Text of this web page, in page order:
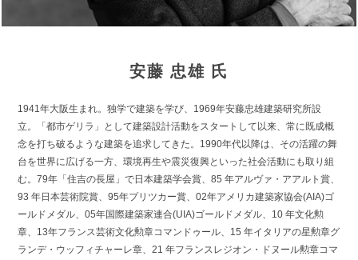
安藤 忠雄 氏
1941年大阪生まれ。独学で建築を学び、1969年安藤忠雄建築研究所設
立。「都市ゲリラ」として建築設計活動をスタートして以来、常に既成概
念を打ち破るような建築を追求してきた。1990年代以降は、その活躍の舞
台を世界に広げる一方、環境再生や震災復興といった社会活動にも取り組
む。79年「住吉の長屋」で日本建築学会賞、85 年アルヴァ・アアルト賞、
93 年日本芸術院賞、95年プリツカー賞、02年アメリカ建築家協会(AIA)ゴ
ールドメダル、05年国際建築家連合(UIA)ゴールドメダル、10 年文化勲
章、13年フランス芸術文化勲章コマンドゥール、15 年イタリアの星勲章グ
ランデ・ウッフィチャーレ章、21 年フランスレジオン・ドヌール勲章コマ